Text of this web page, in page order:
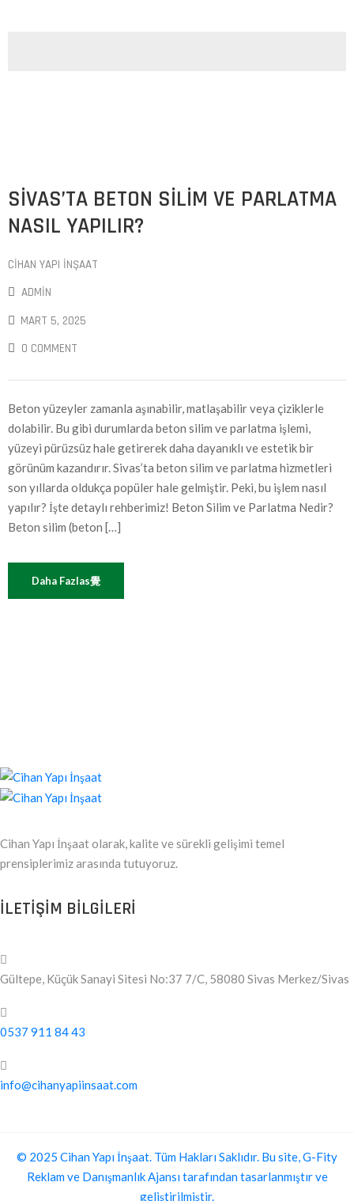
SIVAS’TA BETON SILIM VE PARLATMA
NASIL YAPILIR?
CIHAN YAPI İNŞAAT
ADMIN
MART 5, 2025
0 COMMENT
Beton yüzeyler zamanla aşınabilir, matlaşabilir veya çiziklerle
dolabilir. Bu gibi durumlarda beton silim ve parlatma işlemi,
yüzeyi pürüzsüz hale getirerek daha dayanıklı ve estetik bir
görünüm kazandırır. Sivas’ta beton silim ve parlatma hizmetleri
son yıllarda oldukça popüler hale gelmiştir. Peki, bu işlem nasıl
yapılır? İşte detaylı rehberimiz! Beton Silim ve Parlatma Nedir?
Beton silim (beton […]
Daha Fazlas覺
Cihan Yapı İnşaat olarak, kalite ve sürekli gelişimi temel
prensiplerimiz arasında tutuyoruz.
ILETIŞIM BILGILERI
Gültepe, Küçük Sanayi Sitesi No:37 7/C, 58080 Sivas Merkez/Sivas
0537 911 84 43
info@cihanyapiinsaat.com
© 2025 Cihan Yapı İnşaat. Tüm Hakları Saklıdır. Bu site, G-Fity
Reklam ve Danışmanlık Ajansı tarafından tasarlanmıştır ve
geliştirilmiştir.